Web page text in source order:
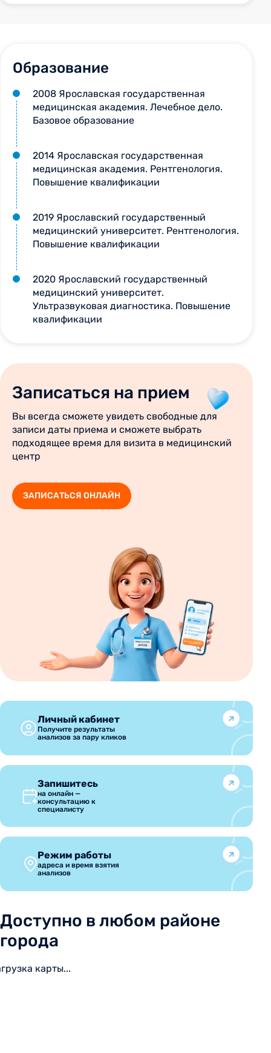
Образование
2008 Ярославская государственная
медицинская академия. Лечебное дело.
Базовое образование
2014 Ярославская государственная
медицинская академия. Рентгенология.
Повышение квалификации
2019 Ярославский государственный
медицинский университет. Рентгенология.
Повышение квалификации
2020 Ярославский государственный
медицинский университет.
Ультразвуковая диагностика. Повышение
квалификации
Записаться на прием
Вы всегда сможете увидеть свободные для
записи даты приема и сможете выбрать
подходящее время для визита в медицинский
центр
ЗАПИСАТЬСЯ ОНЛАЙН
Личный кабинет
Получите результаты
анализов за пару кликов
Запишитесь
на онлайн —
консультацию к
специалисту
Режим работы
адреса и время взятия
анализов
Доступно в любом районе
города
карты...